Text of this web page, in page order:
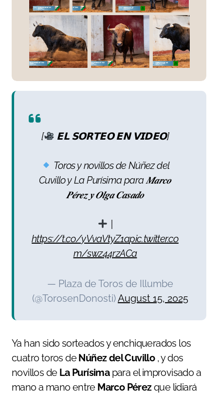
[ 𝗘𝗟 𝗦𝗢𝗥𝗧𝗘𝗢 𝗘𝗡 𝗩𝗜𝗗𝗘𝗢]
Toros y novillos de Núñez del
Cuvillo y La Purísima para 𝑴𝒂𝒓𝒄𝒐
𝑷𝒆́𝒓𝒆𝒛 𝒚 𝑶𝒍𝒈𝒂 𝑪𝒂𝒔𝒂𝒅𝒐
https://t.co/yVvaVtyZ1apic.twitter.co
m/swz44rzACa
— Plaza de Toros de Illumbe
(@TorosenDonosti)August 15, 2025
Ya han sido sorteados y enchiquerados los
cuatro toros deNúñez del Cuvillo, y dos
novillos de La Purísima para el improvisado a
mano a mano entre Marco Pérezque lidiará